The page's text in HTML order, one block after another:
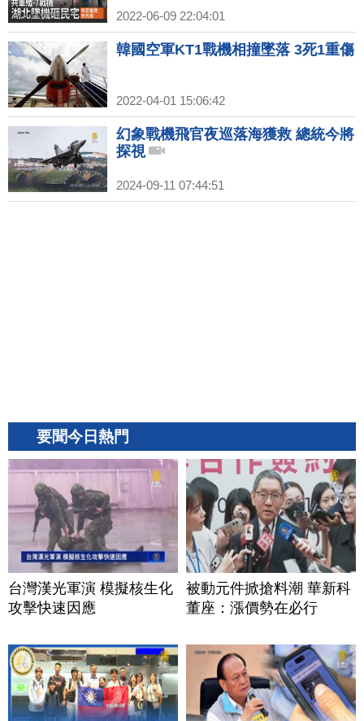
2022-06-09 22:04:01
韓國空軍KT1戰機相撞墜落 3死1重傷
2022-04-01 15:06:42
幻象戰機飛官夜巡落海獲救 總統今將
探視
2024-09-11 07:44:51
要聞今日熱門
台灣漢光軍演 模擬核生化
攻擊快速因應
被動元件掀搶料潮 華新科
董座：漲價勢在必行